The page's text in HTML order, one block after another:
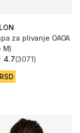
za plivanje OAOA
M)
4.7
zvezdica from 3071
(3071)